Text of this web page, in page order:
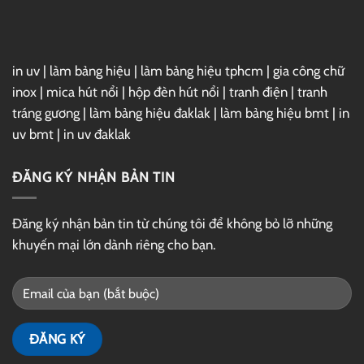
in uv | làm bảng hiệu | làm bảng hiệu tphcm | gia công chữ
inox | mica hút nổi | hộp đèn hút nổi | tranh điện | tranh
tráng gương | làm bảng hiệu đaklak | làm bảng hiệu bmt | in
uv bmt | in uv đaklak
ĐĂNG KÝ NHẬN BẢN TIN
Đăng ký nhận bản tin từ chúng tôi để không bỏ lỡ những
khuyến mại lớn dành riêng cho bạn.